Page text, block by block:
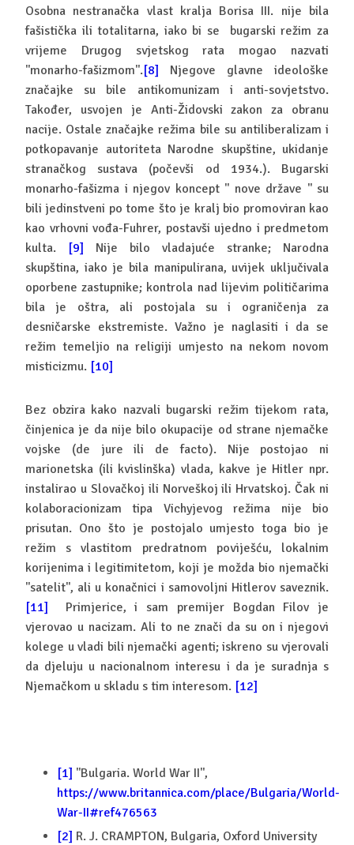
Osobna nestranačka vlast kralja Borisa III. nije bila
fašistička ili totalitarna, iako bi se bugarski režim za
vrijeme Drugog svjetskog rata mogao nazvati
''monarho-fašizmom''.[8] Njegove glavne ideološke
značajke su bile antikomunizam i anti-sovjetstvo.
Također, usvojen je Anti-Židovski zakon za obranu
nacije. Ostale značajke režima bile su antiliberalizam i
potkopavanje autoriteta Narodne skupštine, ukidanje
stranačkog sustava (počevši od 1934.). Bugarski
monarho-fašizma i njegov koncept '' nove države '' su
bili jedinstveni po tome što je kralj bio promoviran kao
kao vrhovni vođa-Fuhrer, postavši ujedno i predmetom
kulta. [9] Nije bilo vladajuće stranke; Narodna
skupština, iako je bila manipulirana, uvijek uključivala
oporbene zastupnike; kontrola nad lijevim političarima
bila je oštra, ali postojala su i ograničenja za
desničarske ekstremiste. Važno je naglasiti i da se
režim temeljio na religiji umjesto na nekom novom
misticizmu. [10]
Bez obzira kako nazvali bugarski režim tijekom rata,
činjenica je da nije bilo okupacije od strane njemačke
vojske (de jure ili de facto). Nije postojao ni
marionetska (ili kvislinška) vlada, kakve je Hitler npr.
instalirao u Slovačkoj ili Norveškoj ili Hrvatskoj. Čak ni
kolaboracionizam tipa Vichyjevog režima nije bio
prisutan. Ono što je postojalo umjesto toga bio je
režim s vlastitom predratnom poviješću, lokalnim
korijenima i legitimitetom, koji je možda bio njemački
''satelit'', ali u konačnici i samovoljni Hitlerov saveznik.
[11] Primjerice, i sam premijer Bogdan Filov je
vjerovao u nacizam. Ali to ne znači da su on i njegovi
kolege u vladi bili njemački agenti; iskreno su vjerovali
da djeluju u nacionalnom interesu i da je suradnja s
Njemačkom u skladu s tim interesom. [12]
[1] ''Bulgaria. World War II'',
https://www.britannica.com/place/Bulgaria/World-
War-II#ref476563
[2] R. J. CRAMPTON, Bulgaria, Oxford University